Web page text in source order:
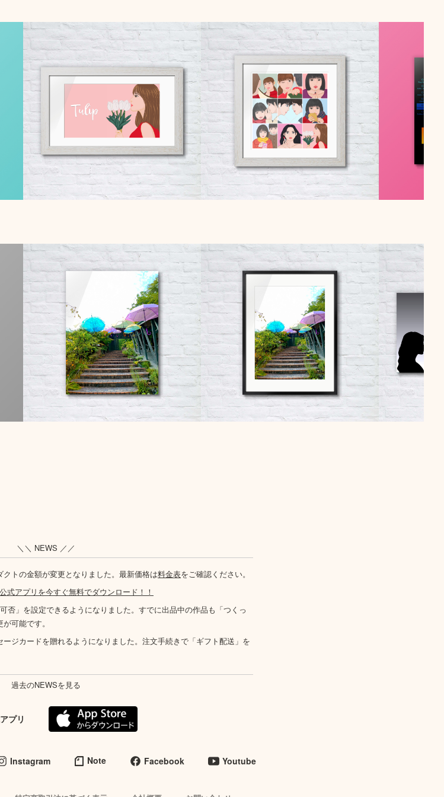
＼＼ NEWS ／／
トの金額が変更となりました。最新価格は料金表をご確認ください。
式アプリを今すぐ無料でダウンロード！！
否」を設定できるようになりました。すでに出品中の作品も「つくっ
可能です。
ジカードを贈れるようになりました。注文手続きで「ギフト配送」を
過去のNEWSを見る
プリ
Instagram Note Facebook Youtube